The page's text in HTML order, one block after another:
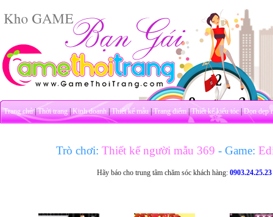
Trang chủ|Thời trang|Kinh doanh|Thiết kế mẫu|Trang điểm|Thiết kế kiểu tóc|Dọn dẹp
Trò chơi: Thiết kế người mẫu 369 - Game:
Hãy báo cho trung tâm chăm sóc khách hàng:0903.24.25.23